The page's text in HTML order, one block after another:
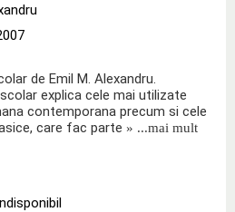
de Emil M. Alexandru.
explica cele mai utilizate
contemporana precum si cele
care fac parte » ...mai mult